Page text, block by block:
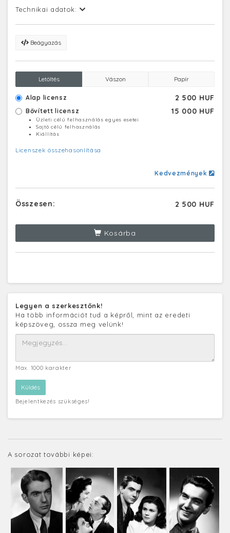
Technikai adatok:
Beágyazás
Letöltés Vászon Papír
Alap licensz 2 500 HUF
Bővített licensz 15 000 HUF
Üzleti célú felhasználás egyes esetei
Sajtó célú felhasználás
Kiállítás
Licenszek összehasonlítása
Kedvezmények
Összesen: 2 500 HUF
Kosárba
Legyen a szerkesztőnk!
Ha több információt tud a képről, mint az eredeti
képszöveg, ossza meg velünk!
Max. 1000 karakter
Bejelentkezés szükséges!
A sorozat további képei: